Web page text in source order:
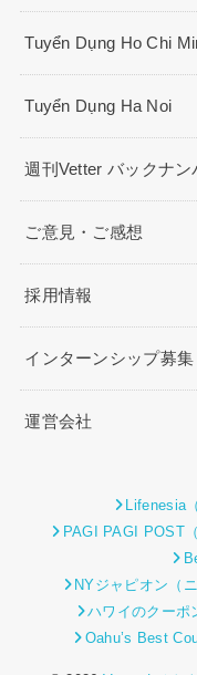
Tuyển Dụng Ho Chi
Tuyển Dụng Ha Noi
週刊Vetter バックナン
ご意見・ご感想
採用情報
インターンシップ募集
運営会社
Lifenesia
PAGI PAGI POST
NYジャピオン（
ハワイのクーポ
Oahu’s Best